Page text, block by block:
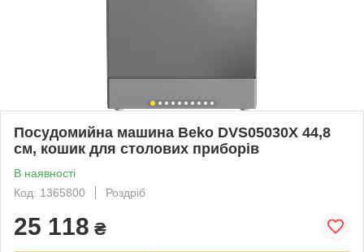
Посудомийна машина Beko DVS05030X 44,8
см, кошик для столових приборів
В наявності
Код: 1365800
Роздріб
25 118 ₴